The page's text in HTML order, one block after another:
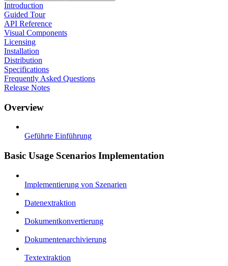
Introduction
Guided Tour
API Reference
Visual Components
Licensing
Installation
Distribution
Specifications
Frequently Asked Questions
Release Notes
Overview
Geführte Einführung
Basic Usage Scenarios Implementation
Implementierung von Szenarien
Datenextraktion
Dokumentkonvertierung
Dokumentenarchivierung
Textextraktion